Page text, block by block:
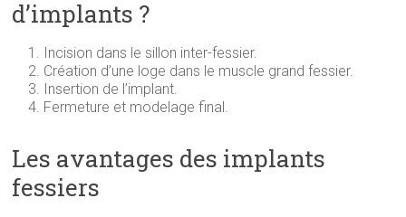
d’implants ?
Incision dans le sillon inter-fessier.
Création d’une loge dans le muscle grand fessier.
Insertion de l’implant.
Fermeture et modelage final.
Les avantages des implants
fessiers